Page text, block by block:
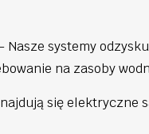
Nasze systemy
na zasoby
się elektryczne